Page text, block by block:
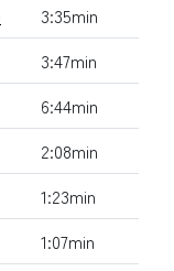
3:35min
3:47min
6:44min
2:08min
1:23min
1:07min